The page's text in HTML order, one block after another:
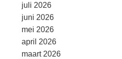
juli 2026
juni 2026
mei 2026
april 2026
maart 2026